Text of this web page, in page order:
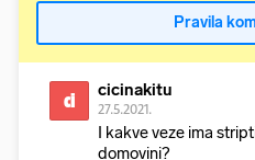
Pravila
ci cicinakitu
27.5.2021.
I kakve veze ima
domovini?